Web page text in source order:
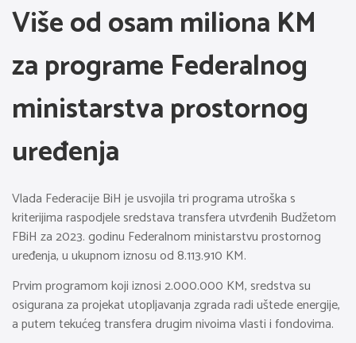
Više od osam miliona KM
za programe Federalnog
ministarstva prostornog
uređenja
Vlada Federacije BiH je usvojila tri programa utroška s
kriterijima raspodjele sredstava transfera utvrđenih Budžetom
FBiH za 2023. godinu Federalnom ministarstvu prostornog
uređenja, u ukupnom iznosu od 8.113.910 KM.
Prvim programom koji iznosi 2.000.000 KM, sredstva su
osigurana za projekat utopljavanja zgrada radi uštede energije,
a putem tekućeg transfera drugim nivoima vlasti i fondovima.